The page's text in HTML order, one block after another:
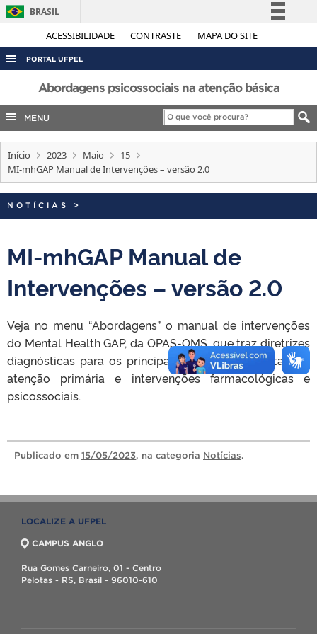
ACESSIBILIDADE CONTRASTE MAPA DO SITE
BRASIL
Simplifique!
Acesso à informação
Legislação
Canais
PORTAL UFPEL
ACESSO À INFORMAÇÃO
AUDITORIA
COBALTO
CONCURSOS
INTERNACIONAL
PORTARIAS
Abordagens psicossociais na atenção básica
MENU
Início 2023 Maio
15
MI-mhGAP Manual de Intervenções – versão 2.0
NOTÍCIAS >
MI-mhGAP Manual de
Intervenções – versão 2.0
Veja no menu “Abordagens” o manual de intervenções
do Mental Health GAP, da OPAS-OMS, que traz diretrizes
diagnósticas para os principais transtornos mentais na
atenção primária e intervenções farmacológicas e
psicossociais.
Publicado em 15/05/2023, na categoria Notícias.
LOCALIZE A UFPEL
CAMPUS ANGLO
Rua Gomes Carneiro, 01 - Centro
Pelotas - RS, Brasil - 96010-610